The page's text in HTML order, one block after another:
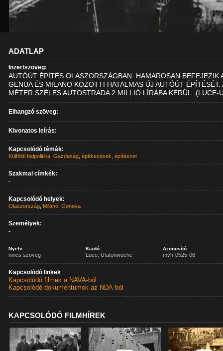
ADATLAP
Inzertszöveg:
AUTÓÚT ÉPÍTÉS OLASZORSZÁGBAN. HAMAROSAN BEFEJEZIK
GENUA ÉS MILANO KÖZÖTTI HATALMAS ÚJ AUTÓÚT ÉPÍTÉSÉT.
MÉTER SZÉLES AUTOSTRADA 2 MILLIÓ LÍRÁBA KERÜL. (LUCE-
Elhangzó szöveg:
Kivonatos leírás:
Kapcsolódó témák:
Külföldi belpolitika ,Gazdaság ,építkezések ,építészet
Szakmai címkék:
-
Kapcsolódó helyek:
Olaszország Milánó ,Genova
Személyek:
-
Nyelv:
nincs szöveg
Kiadó:
Luce, Ufatonwoche
Azonosító:
mvh-0525-08
Kapcsolódó linkek
Kapcsolódó filmek a NAVA-ból
Kapcsolódó dokumentumok az NDA-ból
KAPCSOLÓDÓ FILMHÍREK